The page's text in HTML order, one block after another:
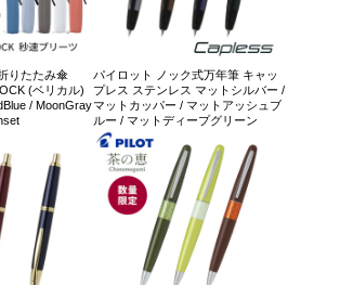
りたたみ傘
(ベリカル)
/ MoonGray
パイロット ノック式万年筆 キャッ
プレス ステンレス マットシルバー /
マットカッパー / マットアッシュブ
ルー / マットディープグリーン